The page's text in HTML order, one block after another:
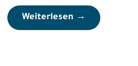
Weiterlesen →